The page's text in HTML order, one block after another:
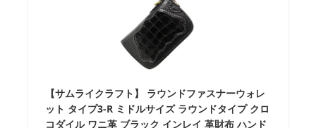
【サムライクラフト】 ラウンドファスナーウォレ
ット タイプ3-R ミドルサイズ ラウンドタイプ クロ
コダイル ワニ革 ブラック インレイ 革財布 ハンド